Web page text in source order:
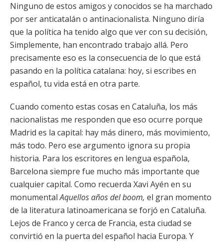
Ninguno de estos amigos y conocidos se ha marchado
por ser anticatalán o antinacionalista. Ninguno diría
que la política ha tenido algo que ver con su decisión,
Simplemente, han encontrado trabajo allá. Pero
precisamente eso es la consecuencia de lo que está
pasando en la política catalana: hoy, si escribes en
español, tu vida está en otra parte.
Cuando comento estas cosas en Cataluña, los más
nacionalistas me responden que eso ocurre porque
Madrid es la capital: hay más dinero, más movimiento,
más todo. Pero ese argumento ignora su propia
historia. Para los escritores en lengua española,
Barcelona siempre fue mucho más importante que
cualquier capital. Como recuerda Xavi Ayén en su
monumentalAquellos años del boom, el gran momento
de la literatura latinoamericana se forjó en Cataluña.
Lejos de Franco y cerca de Francia, esta ciudad se
convirtió en la puerta del español hacia Europa. Y